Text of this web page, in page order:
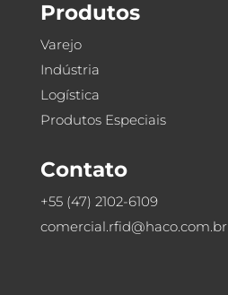
Produtos
Varejo
Indústria
Logística
Produtos Especiais
Contato
+55 (47) 2102-6109
comercial.rfid@haco.com.br